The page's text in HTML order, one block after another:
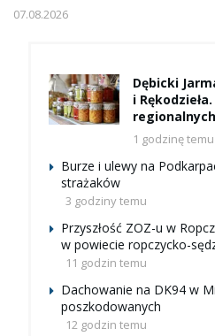
07.08.2026
Dębicki
i
1 godzinę temu
Burze i ulewy na
strażaków
3 godziny temu
Przyszłość ZOZ-u w
w powiecie ropczycko-
11 godzin temu
Dachowanie na DK94 w
poszkodowanych
12 godzin temu